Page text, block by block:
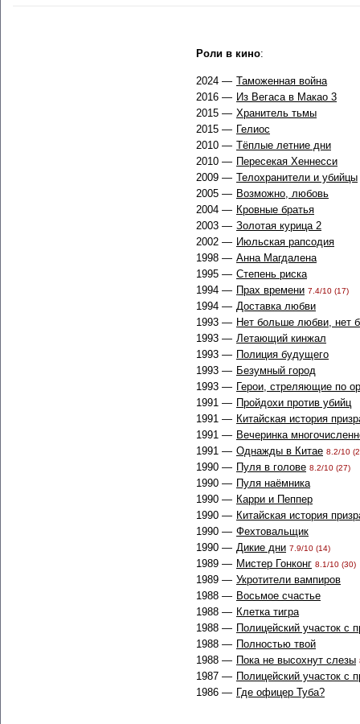
Роли в кино:
2024 — Таможенная война
2016 — Из Вегаса в Макао 3
2015 — Хранитель тьмы
2015 — Гелиос
2010 — Тёплые летние дни
2010 — Пересекая Хеннесси
2009 — Телохранители и убийцы
2005 — Возможно, любовь
2004 — Кровные братья
2003 — Золотая курица 2
2002 — Июльская рапсодия
1998 — Анна Магдалена
1995 — Степень риска
1994 — Прах времени 7.4/10 (17)
1994 — Доставка любви
1993 — Нет больше любви, нет
1993 — Летающий кинжал
1993 — Полиция будущего
1993 — Безумный город
1993 — Герои, стреляющие по
1991 — Пройдохи против убийц
1991 — Китайская история
1991 — Вечеринка
1991 — Однажды в Китае 8.2/10
1990 — Пуля в голове 8.2/10 (27)
1990 — Пуля наёмника
1990 — Карри и Пеппер
1990 — Китайская история
1990 — Фехтовальщик
1990 — Дикие дни 7.9/10 (14)
1989 — Мистер Гонконг 8.1/10 (30)
1989 — Укротители вампиров
1988 — Восьмое счастье
1988 — Клетка тигра
1988 — Полицейский участок с
1988 — Полностью твой
1988 — Пока не высохнут слезы
1987 — Полицейский участок с
1986 — Где офицер Туба?